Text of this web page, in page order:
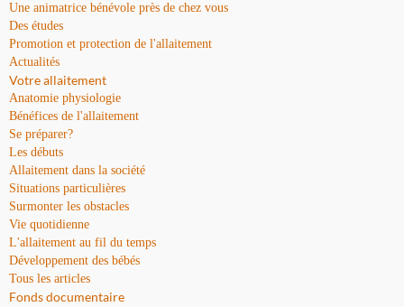
Une animatrice bénévole près de chez vous
Des études
Promotion et protection de l'allaitement
Actualités
Votre allaitement
Anatomie physiologie
Bénéfices de l'allaitement
Se préparer?
Les débuts
Allaitement dans la société
Situations particulières
Surmonter les obstacles
Vie quotidienne
L'allaitement au fil du temps
Développement des bébés
Tous les articles
Fonds documentaire